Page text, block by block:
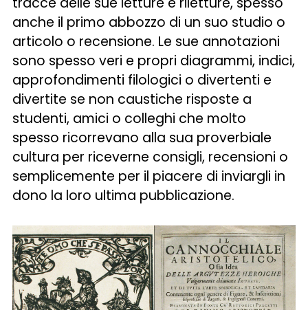
anche il primo abbozzo di un suo studio o
articolo o recensione. Le sue annotazioni
sono spesso veri e propri diagrammi, indici,
approfondimenti filologici o divertenti e
divertite se non caustiche risposte a
studenti, amici o colleghi che molto
spesso ricorrevano alla sua proverbiale
cultura per riceverne consigli, recensioni o
semplicemente per il piacere di inviargli in
dono la loro ultima pubblicazione.